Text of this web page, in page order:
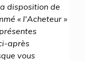
disposition de
« l'Acheteur »
après
vous